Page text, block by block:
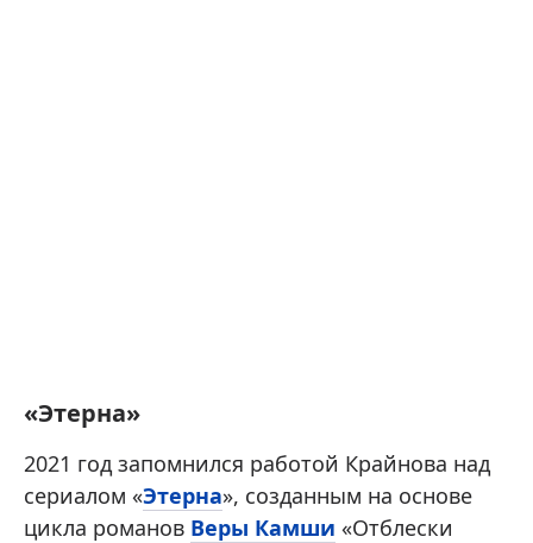
«Этерна»
2021 год запомнился работой Крайнова над
сериалом «Этерна», созданным на основе
цикла романов Веры Камши «Отблески